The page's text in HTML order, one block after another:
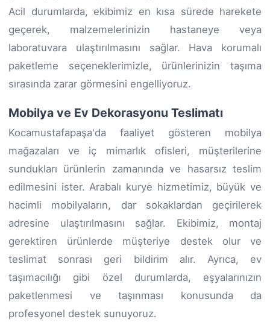
Acil durumlarda, ekibimiz en kısa sürede harekete
geçerek, malzemelerinizin hastaneye veya
laboratuvara ulaştırılmasını sağlar. Hava korumalı
paketleme seçeneklerimizle, ürünlerinizin taşıma
sırasında zarar görmesini engelliyoruz.
Mobilya ve Ev Dekorasyonu Teslimatı
Kocamustafapaşa'da faaliyet gösteren mobilya
mağazaları ve iç mimarlık ofisleri, müşterilerine
sundukları ürünlerin zamanında ve hasarsız teslim
edilmesini ister. Arabalı kurye hizmetimiz, büyük ve
hacimli mobilyaların, dar sokaklardan geçirilerek
adresine ulaştırılmasını sağlar. Ekibimiz, montaj
gerektiren ürünlerde müşteriye destek olur ve
teslimat sonrası geri bildirim alır. Ayrıca, ev
taşımacılığı gibi özel durumlarda, eşyalarınızın
paketlenmesi ve taşınması konusunda da
profesyonel destek sunuyoruz.